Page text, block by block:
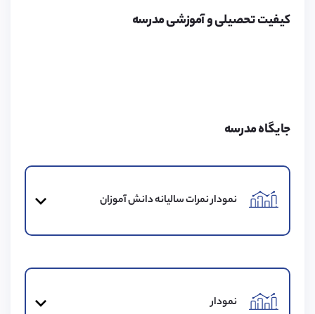
منحصر به فرد وجود دارد و همه دانش‌آموزان کنار هم غذا
می‌خورند، بلکه کادر مدرسه تمام سعی خود را می‌کنند تا
تیم پذیرایی در اختیار دانش‌آموزان قرار می‌گیرند. منوها به
غذاها آلرژی‌های مختلف و رژیم‌های غذایی متفاوت در نظر
گرفته شده و همچنین همه مواد به صورت تازه و از
مکان‌های معتبر تهیه می‌‌شوند.
خدمات درمانی مدرسه
مرکز بهداشت این مدرسه توسط کادر پزشکی با
کیفیت تحصیلی و آموزشی مدرسه
جایگاه مدرسه
نمودار نمرات سالیانه دانش آموزان
نمودار